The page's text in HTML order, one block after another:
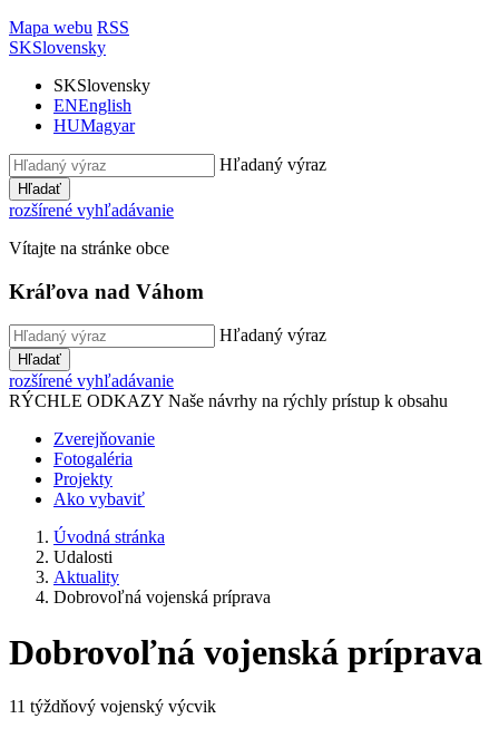
Mapa webu RSS
SKSlovensky
SKSlovensky
ENEnglish
HUMagyar
Hľadaný výraz
Hľadať
rozšírené vyhľadávanie
Vítajte na stránke obce
Kráľova nad Váhom
Hľadaný výraz
Hľadať
rozšírené vyhľadávanie
RÝCHLE ODKAZY Naše návrhy na rýchly prístup k obsahu
Zverejňovanie
Fotogaléria
Projekty
Ako vybaviť
Úvodná stránka
Udalosti
Aktuality
Dobrovoľná vojenská príprava
Dobrovoľná vojenská príprava
11 týždňový vojenský výcvik